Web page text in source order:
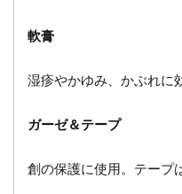
軟膏
湿疹やかゆみ、かぶれに
ガーゼ＆テープ
創の保護に使用。テープ